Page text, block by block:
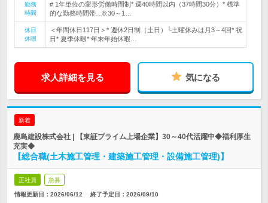
勤務
時間
# 1年単位の変形労働時間制* 週40時間以内（37時間30分）* 標準
的な勤務時間帯…8:30～1…
休日
休暇
＜年間休日117日＞* 週休2日制（土日）└土曜休みは月3～4回* 祝
日* 夏季休暇* 年末年始休暇…
求人詳細を見る 気になる
新着
鹿島建設株式会社 | 【東証プライム上場企業】30～40代活躍中◆福利厚生
充実◆
【総合職(土木施工管理・建築施工管理・設備施工管理)】
正社員 急募
情報更新日：2026/06/12 終了予定日： 2026/09/10